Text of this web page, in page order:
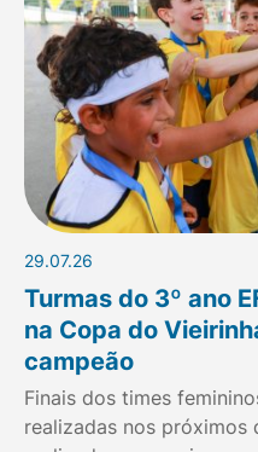
29.07.26
Turmas do 3º ano
na Copa do
campeão
Finais dos times
realizadas nos próximos